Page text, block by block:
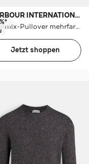
BARBOUR INTERNATIONAL
Wollmix-Pullover mehrfarbig
Jetzt shoppen